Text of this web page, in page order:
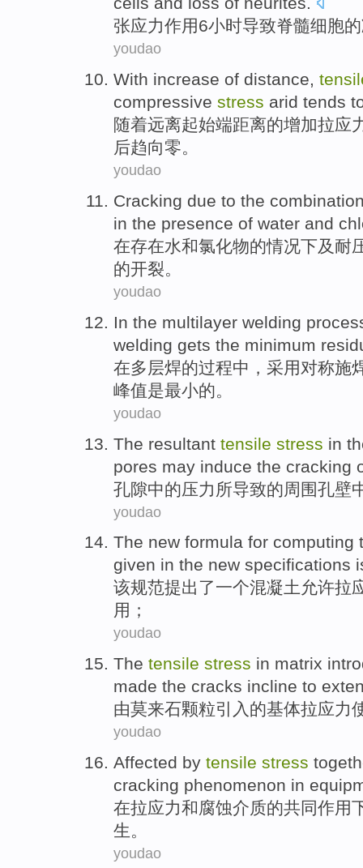
张应力作用6小时导致脊髓细胞的
youdao
With increase of distance,
compressive stress arid tends
随着远离起始端距离的增加拉应
后趋向零。
youdao
Cracking due to the
in the presence of water and
在存在水和氯化物的情况下及 耐
的开裂。
youdao
In the multilayer welding
welding gets the minimum
在多层焊的过程中 ， 采用对称施
峰值是最小的。
youdao
The resultant tensile stress in
pores may induce the cracking
孔隙中的压力所导致的周围孔壁
youdao
The new formula for computing
given in the new specifications
该规范提出了一个混凝土允许拉
用；
youdao
The tensile stress in matrix
made the cracks incline to
由莫来石颗粒引入 的基体拉应力
youdao
Affected by tensile stress
cracking phenomenon in
在拉应力和腐蚀介质的共同作用
生。
youdao